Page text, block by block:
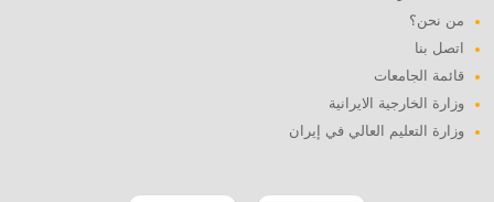
من نحن؟
اتصل بنا
قائمة الجامعات
وزارة الخارجية الايرانية
وزارة التعليم العالي في إيران